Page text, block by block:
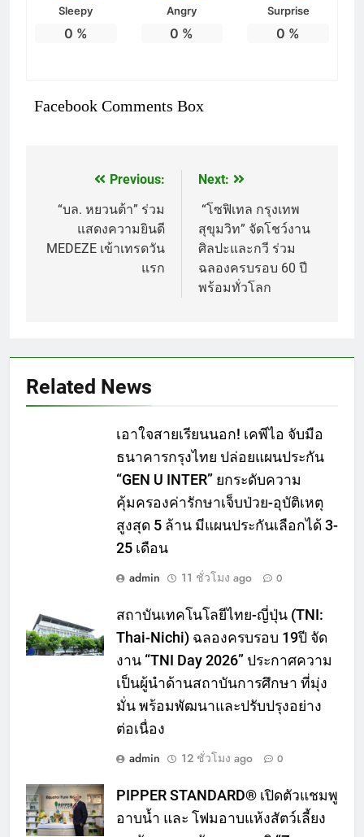
Sleepy
0 %
Angry
0 %
Surprise
0 %
Facebook Comments Box
แนะแนว
เรื่อง
Previous:
“บล. หยวนต้า” ร่วม
แสดงความยินดี
MEDEZE เข้าเทรดวัน
แรก
Next:
“โซฟิเทล กรุงเทพ
สุขุมวิท” จัดโชว์งาน
ศิลปะและกวี ร่วม
ฉลองครบรอบ 60 ปี
พร้อมทั่วโลก
Related News
เอาใจสายเรียนนอก! เคพีไอ จับมือ
ธนาคารกรุงไทย ปล่อยแผนประกัน
“GEN U INTER” ยกระดับความ
คุ้มครองค่ารักษาเจ็บป่วย-อุบัติเหตุ
สูงสุด 5 ล้าน มีแผนประกันเลือกได้ 3-
25 เดือน
admin
11 ชั่วโมง ago 0
สถาบันเทคโนโลยีไทย-ญี่ปุ่น (TNI:
Thai-Nichi) ฉลองครบรอบ 19ปี จัด
งาน “TNI Day 2026” ประกาศความ
เป็นผู้นำด้านสถาบันการศึกษา ที่มุ่ง
มั่น พร้อมพัฒนาและปรับปรุงอย่าง
ต่อเนื่อง
admin
12 ชั่วโมง ago 0
PIPPER STANDARD® เปิดตัวแชมพู
อาบน้ำ และ โฟมอาบแห้งสัตว์เลี้ยง